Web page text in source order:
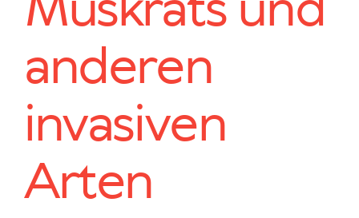
anderen
invasiven
Arten